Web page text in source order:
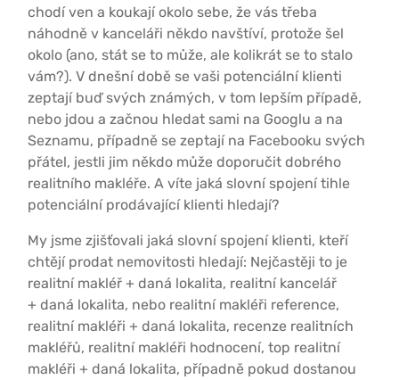
chodí ven a koukají okolo sebe, že vás třeba
náhodně v kanceláři někdo navštíví, protože šel
okolo (ano, stát se to může, ale kolikrát se to stalo
vám?). V dnešní době se vaši potenciální klienti
zeptají buď svých známých, v tom lepším případě,
nebo jdou a začnou hledat sami na Googlu a na
Seznamu, případně se zeptají na Facebooku svých
přátel, jestli jim někdo může doporučit dobrého
realitního makléře. A víte jaká slovní spojení tihle
potenciální prodávající klienti hledají?
My jsme zjišťovali jaká slovní spojení klienti, kteří
chtějí prodat nemovitosti hledají: Nejčastěji to je
realitní makléř + daná lokalita, realitní kancelář
+ daná lokalita, nebo realitní makléři reference,
realitní makléři + daná lokalita, recenze realitních
makléřů, realitní makléři hodnocení, top realitní
makléři + daná lokalita, případně pokud dostanou